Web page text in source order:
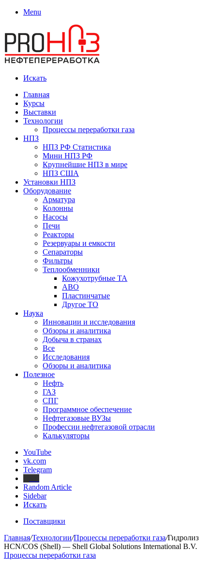
Menu
Искать
Главная
Курсы
Выставки
Технологии
Процессы переработки газа
НПЗ
НПЗ РФ Статистика
Мини НПЗ РФ
Крупнейшие НПЗ в мире
НПЗ США
Установки НПЗ
Оборудование
Арматура
Колонны
Насосы
Печи
Реакторы
Резервуары и емкости
Сепараторы
Фильтры
Теплообменники
Кожухотрубные ТА
АВО
Пластинчатые
Другое ТО
Наука
Инновации и исследования
Обзоры и аналитика
Добыча в странах
Все
Исследования
Обзоры и аналитика
Полезное
Нефть
ГАЗ
СПГ
Программное обеспечение
Нефтегазовые ВУЗы
Профессии нефтегазовой отрасли
Калькуляторы
YouTube
vk.com
Telegram
Random Article
Sidebar
Искать
Поставщики
Главная/Технологии/Процессы переработки газа/Гидролиз
HCN/COS (Shell) — Shell Global Solutions International B.V.
Процессы переработки газа